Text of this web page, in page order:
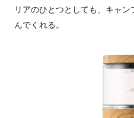
リアのひとつとしても、キャ
んでくれる。